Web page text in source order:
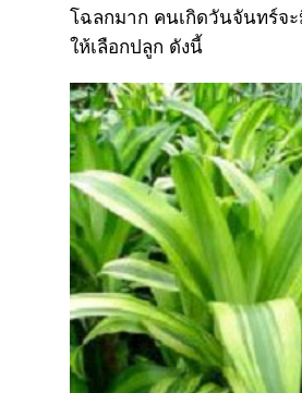
โฉลกมาก คนเกิดวันจันทร์จ
ให้เลือกปลูก ดังนี้